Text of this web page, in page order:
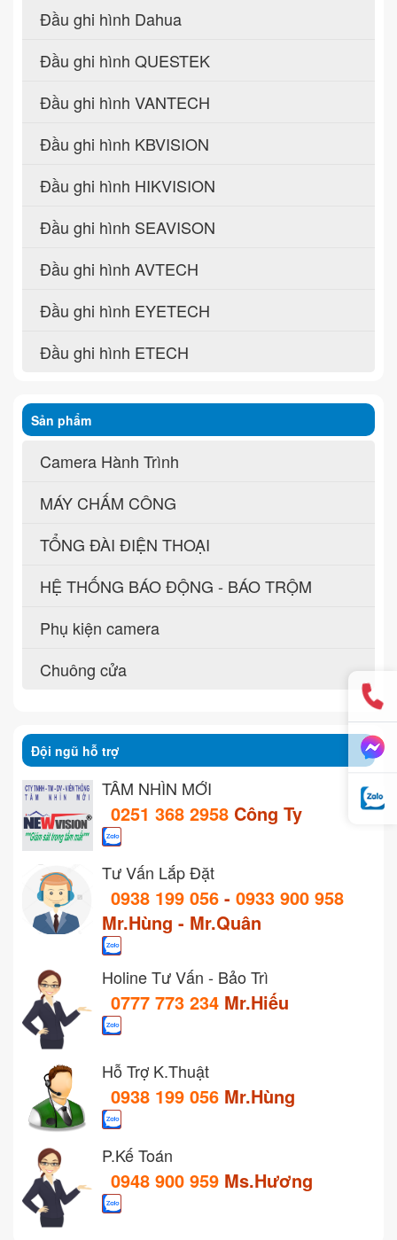
Đầu ghi hình Dahua
Đầu ghi hình QUESTEK
Đầu ghi hình VANTECH
Đầu ghi hình KBVISION
Đầu ghi hình HIKVISION
Đầu ghi hình SEAVISON
Đầu ghi hình AVTECH
Đầu ghi hình EYETECH
Đầu ghi hình ETECH
Sản phẩm
Camera Hành Trình
MÁY CHẤM CÔNG
TỔNG ĐÀI ĐIỆN THOẠI
HỆ THỐNG BÁO ĐỘNG - BÁO TRỘM
Phụ kiện camera
Chuông cửa
Đội ngũ hỗ trợ
TẦM NHÌN MỚI
0251 368 2958 Công Ty
Tư Vấn Lắp Đặt
0938 199 056 - 0933 900 958
Mr.Hùng - Mr.Quân
Holine Tư Vấn - Bảo Trì
0777 773 234 Mr.Hiếu
Hỗ Trợ K.Thuật
0938 199 056 Mr.Hùng
P.Kế Toán
0948 900 959 Ms.Hương